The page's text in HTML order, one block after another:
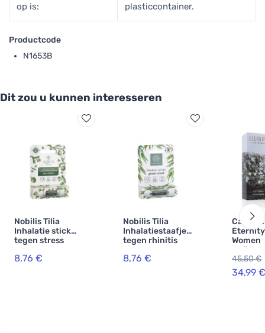
op is:
plasticcontainer.
Productcode
N1653B
Dit zou u kunnen interesseren
Nobilis Tilia
Inhalatie stick
tegen stress
8,76 €
Nobilis Tilia
Inhalatiestaafje
tegen rhinitis
8,76 €
Calvin
Women
de
45,50 €
34,99 €